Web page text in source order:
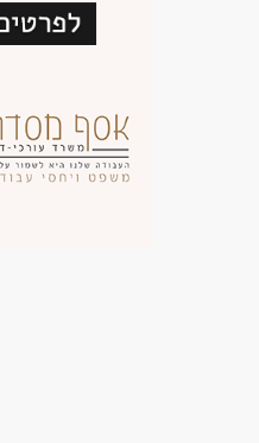
חשבונאות וכספים - גביה
חשבונאות וכספים - מנהל/ת